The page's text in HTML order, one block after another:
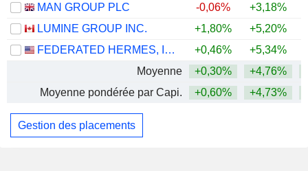
MAN GROUP PLC
-0,06% +3,18%
LUMINE GROUP INC.
+1,80% +5,20%
FEDERATED HERMES, INC.
+0,46% +5,34%
Moyenne
+0,30% +4,76%
Moyenne pondérée par Capi.
+0,60% +4,73%
Gestion des placements